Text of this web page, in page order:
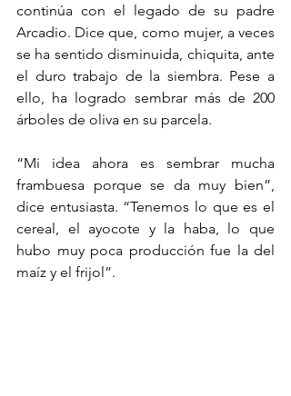
continúa con el legado de su padre
Arcadio. Dice que, como mujer, a veces
se ha sentido disminuida, chiquita, ante
el duro trabajo de la siembra. Pese a
ello, ha logrado sembrar más de 200
árboles de oliva en su parcela.
“Mi idea ahora es sembrar mucha
frambuesa porque se da muy bien”,
dice entusiasta. “Tenemos lo que es el
cereal, el ayocote y la haba, lo que
hubo muy poca producción fue la del
maíz y el frijol”.